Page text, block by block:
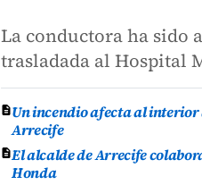
La conductora ha sido
trasladada al Hospital
Un incendio afecta al interior
Arrecife
El alcalde de Arrecife
Honda